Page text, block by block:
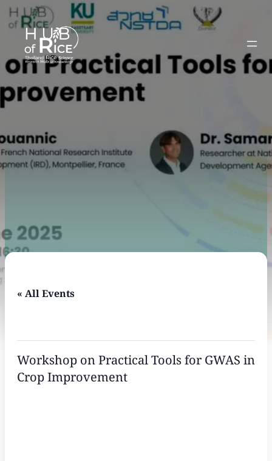
« All Events
Workshop on Practical Tools for GWAS in
Crop Improvement